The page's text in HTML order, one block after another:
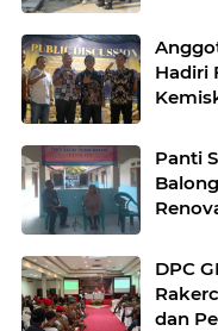
Hadiri
Panti
DPC
dan